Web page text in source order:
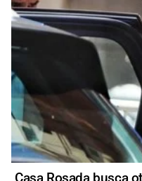
Casa Rosada busca